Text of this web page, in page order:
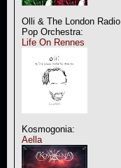
Olli & The London Radio
Pop Orchestra:
Life On Rennes
Kosmogonia:
Aella